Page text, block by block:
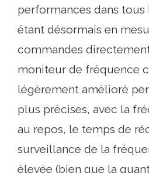
performances dans tous
étant désormais en
commandes
moniteur de fréquence
légèrement amélioré
plus précises, avec la
au repos, le temps de
surveillance de la
élevée (bien que la